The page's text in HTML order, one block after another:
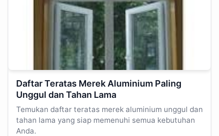
Daftar Teratas Merek Aluminium Paling
Unggul dan Tahan Lama
Temukan daftar teratas merek aluminium unggul dan
tahan lama yang siap memenuhi semua kebutuhan
Anda.